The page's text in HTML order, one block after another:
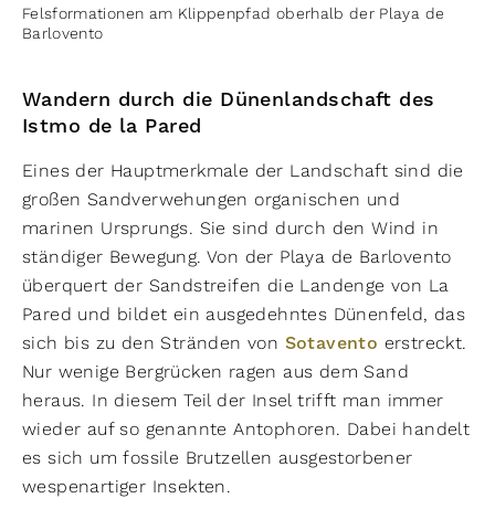
Felsformationen am Klippenpfad oberhalb der Playa de
Barlovento
Wandern durch die Dünenlandschaft des
Istmo de la Pared
Eines der Hauptmerkmale der Landschaft sind die
großen Sandverwehungen organischen und
marinen Ursprungs. Sie sind durch den Wind in
ständiger Bewegung. Von der Playa de Barlovento
überquert der Sandstreifen die Landenge von La
Pared und bildet ein ausgedehntes Dünenfeld, das
sich bis zu den Stränden von Sotavento erstreckt.
Nur wenige Bergrücken ragen aus dem Sand
heraus. In diesem Teil der Insel trifft man immer
wieder auf so genannte Antophoren. Dabei handelt
es sich um fossile Brutzellen ausgestorbener
wespenartiger Insekten.